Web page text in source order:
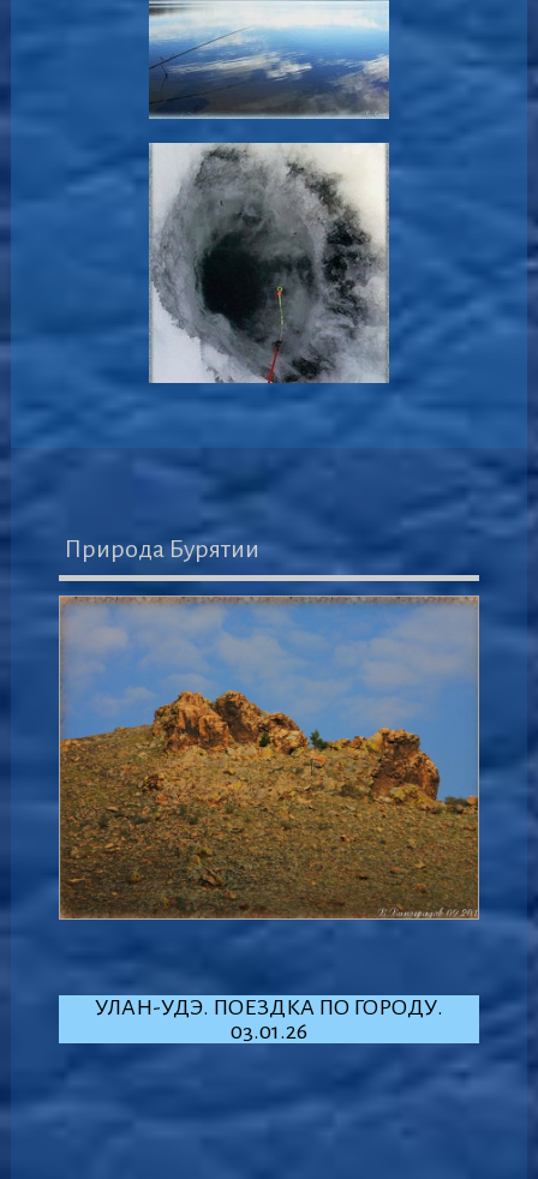
Природа Бурятии
УЛАН-УДЭ. ПОЕЗДКА ПО ГОРОДУ.
03.01.26